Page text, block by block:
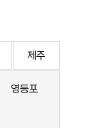
제주
영등포